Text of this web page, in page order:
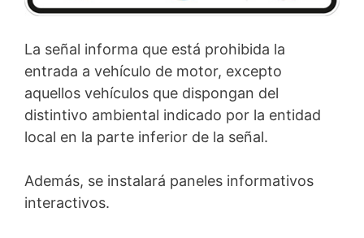
La señal informa que está prohibida la
entrada a vehículo de motor, excepto
aquellos vehículos que dispongan del
distintivo ambiental indicado por la entidad
local en la parte inferior de la señal.
Además, se instalará paneles informativos
interactivos.